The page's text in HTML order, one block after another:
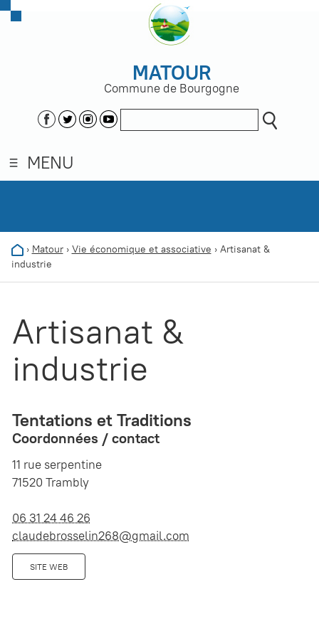
MATOUR
Commune de Bourgogne
MENU
› Matour› Vie économique et associative › Artisanat &
industrie
Artisanat &
industrie
Tentations et Traditions
Coordonnées / contact
11 rue serpentine
71520 Trambly
06 31 24 46 26
claudebrosselin268@gmail.com
SITE WEB